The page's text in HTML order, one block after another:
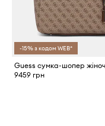
-15% з кодом WEB*
Guess сумка-шопер
9459 грн